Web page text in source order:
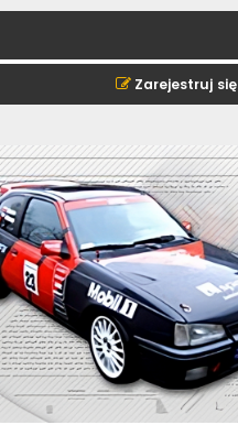
Zarejestruj się